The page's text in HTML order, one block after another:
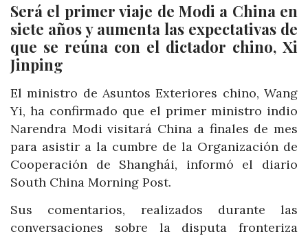
Será el primer viaje de Modi a China en
siete años y aumenta las expectativas de
que se reúna con el dictador chino, Xi
Jinping
El ministro de Asuntos Exteriores chino, Wang
Yi, ha confirmado que el primer ministro indio
Narendra Modi visitará China a finales de mes
para asistir a la cumbre de la Organización de
Cooperación de Shanghái, informó el diario
South China Morning Post.
Sus comentarios, realizados durante las
conversaciones sobre la disputa fronteriza